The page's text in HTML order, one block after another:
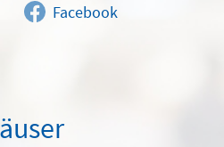
Facebook